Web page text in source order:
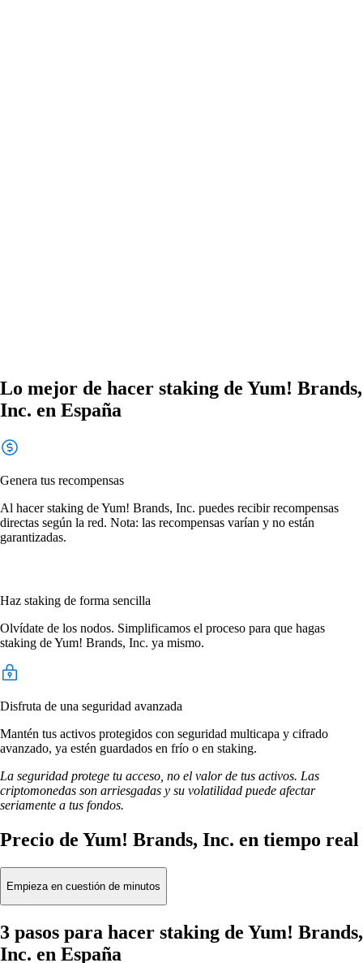
Lo mejor de hacer staking de Yum! Brands,
Inc. en España
Genera tus recompensas
Al hacer staking de Yum! Brands, Inc. puedes recibir recompensas
directas según la red. Nota: las recompensas varían y no están
garantizadas.
Haz staking de forma sencilla
Olvídate de los nodos. Simplificamos el proceso para que hagas
staking de Yum! Brands, Inc. ya mismo.
Disfruta de una seguridad avanzada
Mantén tus activos protegidos con seguridad multicapa y cifrado
avanzado, ya estén guardados en frío o en staking.
La seguridad protege tu acceso, no el valor de tus activos. Las
criptomonedas son arriesgadas y su volatilidad puede afectar
seriamente a tus fondos.
Precio de Yum! Brands, Inc. en tiempo real
Empieza en cuestión de minutos
3 pasos para hacer staking de Yum! Brands,
Inc. en España